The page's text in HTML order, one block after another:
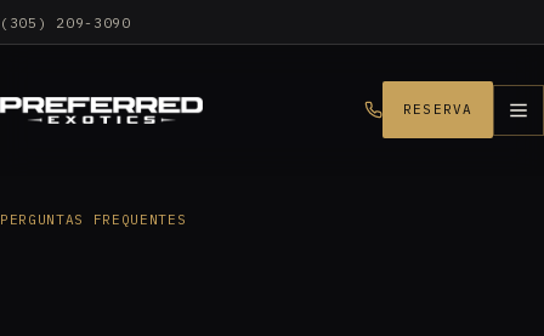
(305) 209-3090
RESERVA
PERGUNTAS FREQUENTES